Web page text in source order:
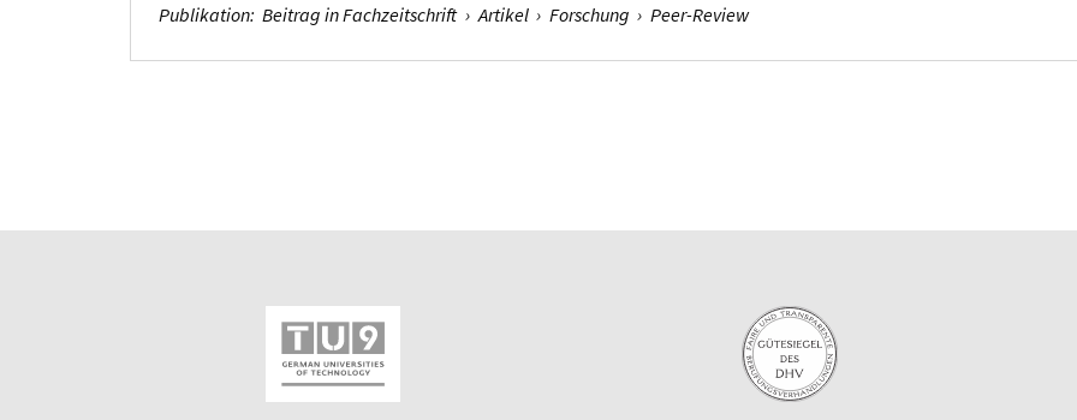
Publikation: Beitrag in Fachzeitschrift › Artikel › Forschung › Peer-Review